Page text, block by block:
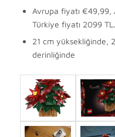
Avrupa fiyatı €49,99,
Türkiye fiyatı 2099 TL.
21 cm yüksekliğinde,
derinliğinde